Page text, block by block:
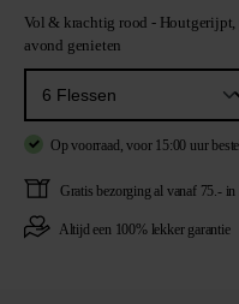
Vol & krachtig rood - Houtgerijpt,
avond genieten
Op voorraad,voor 15:00 uur
Gratis bezorging al vanaf 75.-
Altijd een 100% lekker garantie